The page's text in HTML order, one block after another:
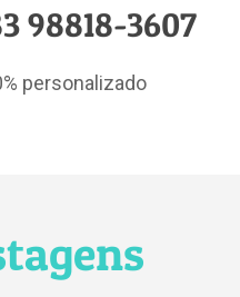
98818-3607
personalizado